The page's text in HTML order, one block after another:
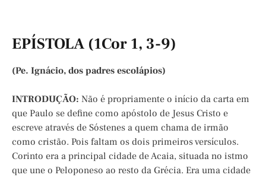
EPÍSTOLA (1Cor 1, 3-9)
(Pe. Ignácio, dos padres escolápios)
INTRODUÇÃO: Não é propriamente o início da carta em
que Paulo se define como apóstolo de Jesus Cristo e
escreve através de Sóstenes a quem chama de irmão
como cristão. Pois faltam os dois primeiros versículos.
Corinto era a principal cidade de Acaia, situada no istmo
que une o Peloponeso ao resto da Grécia. Era uma cidade